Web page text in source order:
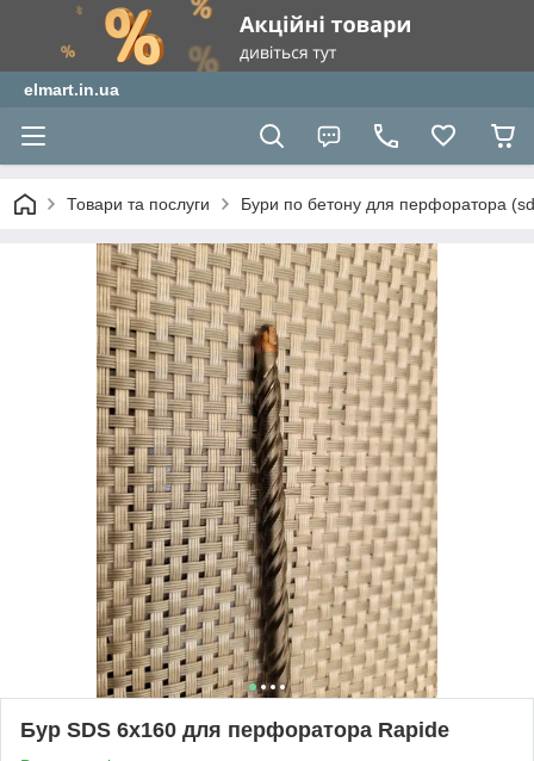
elmart.in.ua
Товари та послуги Бури по бетону для перфоратора
Бур SDS 6х160 для перфоратора Rapide